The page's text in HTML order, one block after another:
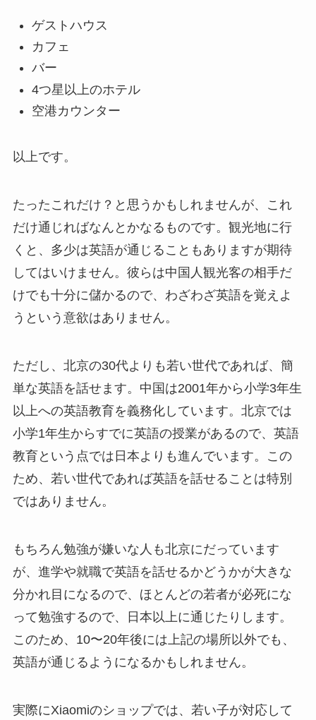
ゲストハウス
カフェ
バー
4つ星以上のホテル
空港カウンター
以上です。
たったこれだけ？と思うかもしれませんが、これ
だけ通じればなんとかなるものです。観光地に行
くと、多少は英語が通じることもありますが期待
してはいけません。彼らは中国人観光客の相手だ
けでも十分に儲かるので、わざわざ英語を覚えよ
うという意欲はありません。
ただし、北京の30代よりも若い世代であれば、簡
単な英語を話せます。中国は2001年から小学3年生
以上への英語教育を義務化しています。北京では
小学1年生からすでに英語の授業があるので、英語
教育という点では日本よりも進んでいます。この
ため、若い世代であれば英語を話せることは特別
ではありません。
もちろん勉強が嫌いな人も北京にだっています
が、進学や就職で英語を話せるかどうかが大きな
分かれ目になるので、ほとんどの若者が必死にな
って勉強するので、日本以上に通じたりします。
このため、10〜20年後には上記の場所以外でも、
英語が通じるようになるかもしれません。
実際にXiaomiのショップでは、若い子が対応して